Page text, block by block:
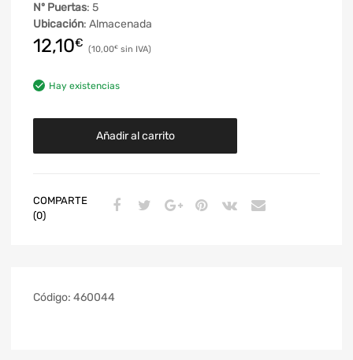
Nº Puertas: 5
Ubicación: Almacenada
12,10€ 10,00€
Hay existencias
Añadir al carrito
COMPARTE
(0)
Código: 460044